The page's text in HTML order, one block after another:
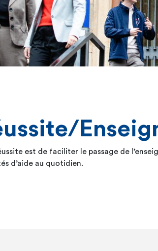
est de faciliter le passage de
d’aide au quotidien.